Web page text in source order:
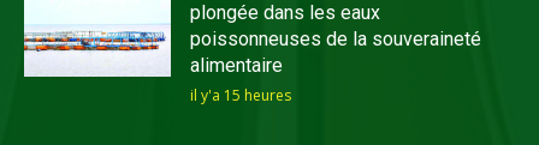
plongée dans les eaux
poissonneuses de la souveraineté
alimentaire
il y'a 15 heures